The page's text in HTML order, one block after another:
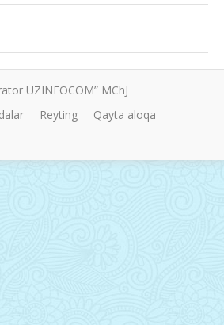
UZINFOCOM” MChJ
Reyting Qayta aloqa